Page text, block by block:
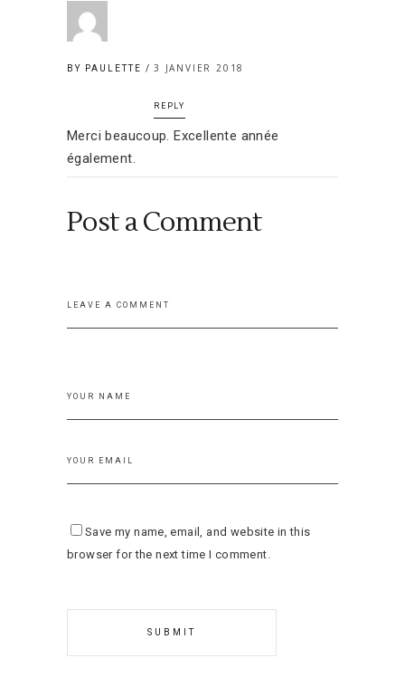
BY PAULETTE 3 JANVIER 2018
REPLY
Merci beaucoup. Excellente année
également.
Post a Comment
Save my name, email, and website in this
browser for the next time I comment.